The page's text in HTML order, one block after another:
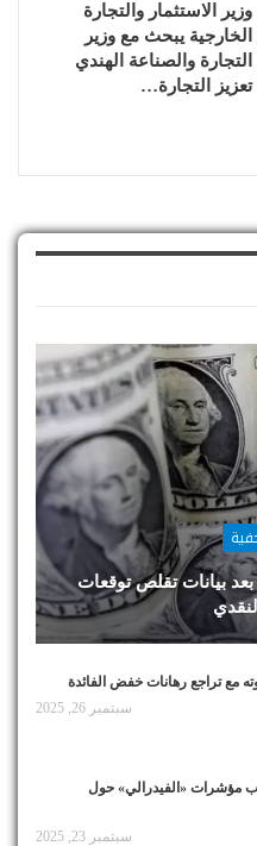
وزير الاستثمار والتجارة
الخارجية يبحث مع وزير
التجارة والصناعة الهندي
تعزيز التجارة…
بيانات تقلص توقعات
مع تراجع رهانات خفض الفائدة
سبتمبر 26, 2025
مؤشرات «الفيدرالي» حول
سبتمبر 23, 2025